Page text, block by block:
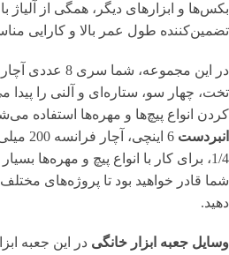
بکس‌ها و ابزارهای دیگر، همگی از آلیاژ
تضمین‌کننده طول عمر بالا و کارایی
تخت، چهار سو، ستاره‌ای و آلنی را پیدا
کردن انواع پیچ‌ها و مهره‌ها استفاده
انبردست
1/4، برای کار با انواع پیچ و مهره‌ها
شما قادر خواهید بود تا پروژه‌های
دهید.
وسایل جعبه ابزار خانگی در این جعبه